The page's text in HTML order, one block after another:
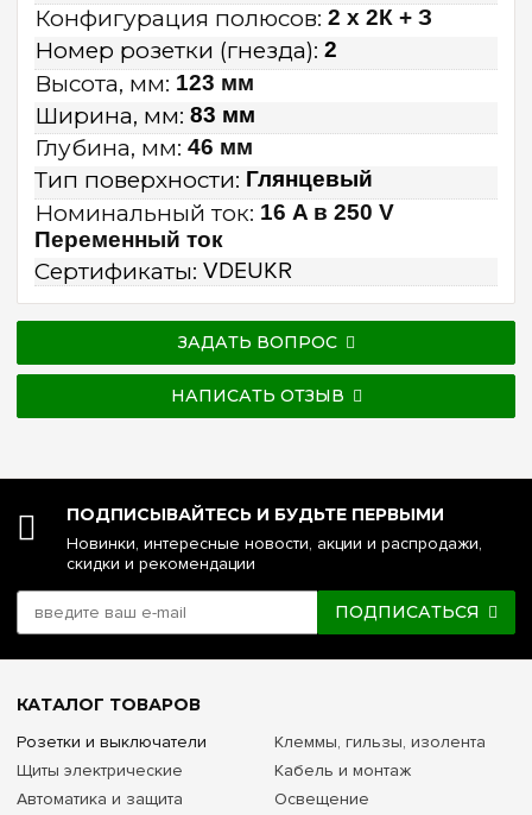
Конфигурация полюсов: 2 х 2К + З
Номер розетки (гнезда): 2
Высота, мм: 123 мм
Ширина, мм: 83 мм
Глубина, мм: 46 мм
Тип поверхности: Глянцевый
Номинальный ток: 16 A в 250 V
Переменный ток
Сертификаты: VDEUKR
ЗАДАТЬ ВОПРОС
НАПИСАТЬ ОТЗЫВ
ПОДПИСЫВАЙТЕСЬ И БУДЬТЕ ПЕРВЫМИ
Новинки, интересные новости, акции и распродажи,
скидки и рекомендации
ПОДПИСАТЬСЯ
КАТАЛОГ ТОВАРОВ
Розетки и выключатели
Щиты электрические
Автоматика и защита
Клеммы, гильзы, изолента
Кабель и монтаж
Освещение